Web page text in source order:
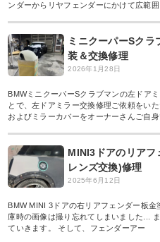
ンダーからリヤフェンダーにかけて広範囲
ミニクーパーSクラ
装＆交換修理
2026年1月28日
BMWミニクーパーSクラブマンの左ドア
とで、左ドアミラー交換修理ご依頼をい
およびミラーカバーをオーナーさんご自身
MINI3ドアのリアフ
レンズ交換)修理
2025年6月12日
BMW MINI 3ドアの右リアフェンダー板
庫時の画像は撮り忘れてしまいました...
ていきます。 そして、フェンダーアー